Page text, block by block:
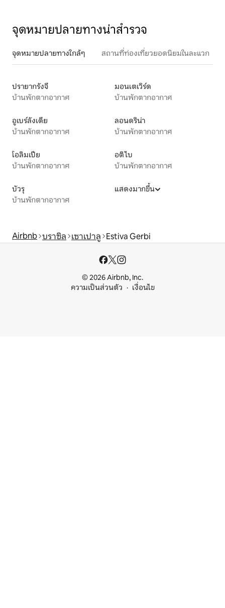
จุดหมายปลายทางน่าสำรวจ
จุดหมายปลายทางใกล้ๆ สถานที่ท่องเที่ยวยอดนิยมในละแวก
ปรายากรังจี
บ้านพักตากอากาศ
มอนเตเวิร์ด
บ้านพักตากอากาศ
อูเบร์ลังเดีย
บ้านพักตากอากาศ
ลอนดริน่า
บ้านพักตากอากาศ
โอลิมเปีย
บ้านพักตากอากาศ
อติไบ
บ้านพักตากอากาศ
บัวรุ
บ้านพักตากอากาศ
แสดงมากขึ้น
Airbnb บราซิล เซาเปาลู Estiva Gerbi
© 2026 Airbnb, Inc.
ความเป็นส่วนตัว
เงื่อนไข